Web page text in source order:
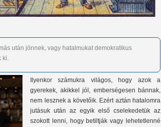
után jönnek, vagy hatalmukat demokratikus
ki.
Ilyenkor számukra világos, hogy azok a
gyerekek, akikkel jól, emberségesen bánnak,
nem lesznek a követőik. Ezért aztán hatalomra
jutásuk után az egyik első cselekedetük az
szokott lenni, hogy betiltják vagy lehetetlenné